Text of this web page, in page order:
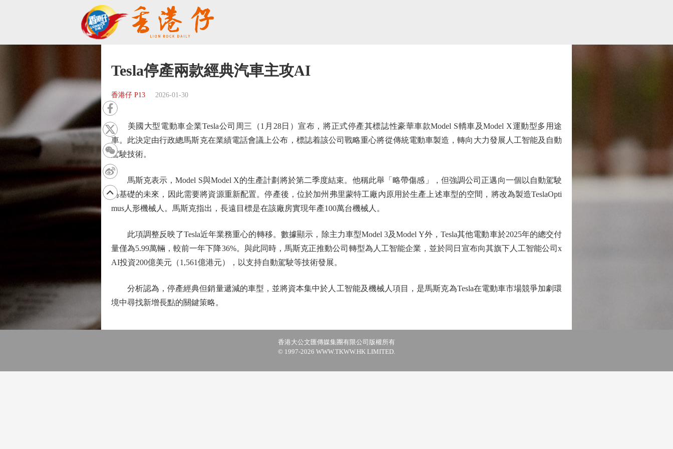
Tesla停產兩款經典汽車主攻AI
香港仔 P13 2026-01-30
美國大型電動車企業Tesla公司周三（1月28日）宣布，將正式停產其標誌性豪華車款Model S轎車及Model X運動型多用途
車。此決定由行政總馬斯克在業績電話會議上公布，標誌着該公司戰略重心將從傳統電動車製造，轉向大力發展人工智能及自動
駕駛技術。
馬斯克表示，Model S與Model X的生產計劃將於第二季度結束。他稱此舉「略帶傷感」，但強調公司正邁向一個以自動駕駛
為基礎的未來，因此需要將資源重新配置。停產後，位於加州弗里蒙特工廠內原用於生產上述車型的空間，將改為製造TeslaOpti
mus人形機械人。馬斯克指出，長遠目標是在該廠房實現年產100萬台機械人。
此項調整反映了Tesla近年業務重心的轉移。數據顯示，除主力車型Model 3及Model Y外，Tesla其他電動車於2025年的總交付
量僅為5.99萬輛，較前一年下降36%。與此同時，馬斯克正推動公司轉型為人工智能企業，並於同日宣布向其旗下人工智能公司x
AI投資200億美元（1,561億港元），以支持自動駕駛等技術發展。
分析認為，停產經典但銷量遞減的車型，並將資本集中於人工智能及機械人項目，是馬斯克為Tesla在電動車市場競爭加劇環
境中尋找新增長點的關鍵策略。
香港大公文匯傳媒集團有限公司版權所有
© 1997-2026 WWW.TKWW.HK LIMITED.